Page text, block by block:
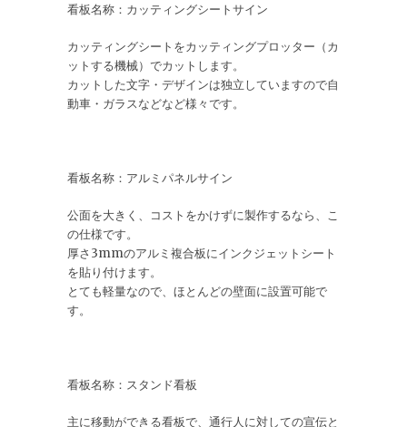
看板名称：カッティングシートサイン
カッティングシートをカッティングプロッター（カ
ットする機械）でカットします。
カットした文字・デザインは独立していますので自
動車・ガラスなどなど様々です。
看板名称：アルミパネルサイン
公面を大きく、コストをかけずに製作するなら、こ
の仕様です。
厚さ3mmのアルミ複合板にインクジェットシート
を貼り付けます。
とても軽量なので、ほとんどの壁面に設置可能で
す。
看板名称：スタンド看板
主に移動ができる看板で、通行人に対しての宣伝と